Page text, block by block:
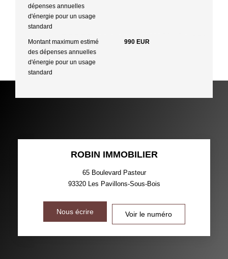
dépenses annuelles
d'énergie pour un usage
standard
Montant maximum estimé
des dépenses annuelles
d'énergie pour un usage
standard
990 EUR
ROBIN IMMOBILIER
65 Boulevard Pasteur
93320 Les Pavillons-Sous-Bois
Nous écrire Voir le numéro